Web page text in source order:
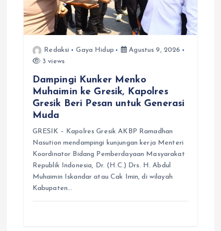
Redaksi Gaya Hidup
Agustus 9, 2026
3 views
Dampingi Kunker Menko
Muhaimin ke Gresik, Kapolres
Gresik Beri Pesan untuk Generasi
Muda
GRESIK – Kapolres Gresik AKBP Ramadhan
Nasution mendampingi kunjungan kerja Menteri
Koordinator Bidang Pemberdayaan Masyarakat
Republik Indonesia, Dr. (H.C.) Drs. H. Abdul
Muhaimin Iskandar atau Cak Imin, di wilayah
Kabupaten…